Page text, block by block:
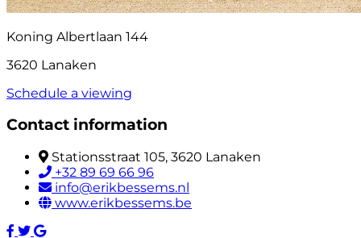
Koning Albertlaan 144
3620 Lanaken
Schedule a viewing
Contact information
Stationsstraat 105, 3620 Lanaken
+32 89 69 66 96
info@erikbessems.nl
www.erikbessems.be